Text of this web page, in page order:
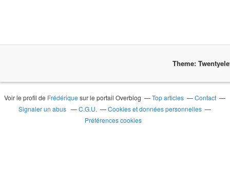
Theme:
Voir le profil de Frédérique sur le portail Overblog Top articles
Contact
Signaler un abus
C.G.U.
Cookies et données personnelles
Préférences cookies